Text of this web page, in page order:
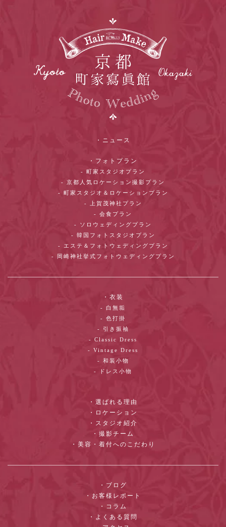
・ニュース
・フォトプラン
- 町家スタジオプラン
- 京都人気ロケーション撮影プラン
- 町家スタジオ＆ロケーションプラン
- 上賀茂神社プラン
- 会食プラン
- ソロウェディングプラン
- 韓国フォトスタジオプラン
- エステ＆フォトウェディングプラン
- 岡崎神社挙式フォトウェディングプラン
・衣装
- 白無垢
- 色打掛
- 引き振袖
- Classic Dress
- Vintage Dress
- 和装小物
- ドレス小物
・選ばれる理由
・ロケーション
・スタジオ紹介
・撮影チーム
・美容・着付へのこだわり
・ブログ
・お客様レポート
・コラム
・よくある質問